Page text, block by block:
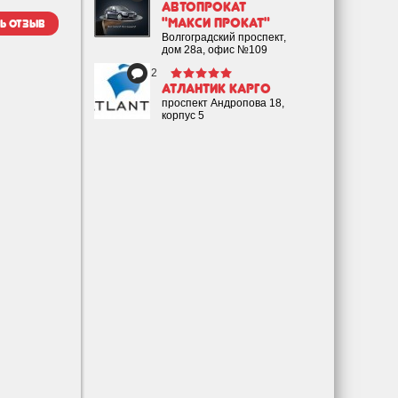
Автопрокат
"Макси Прокат"
Волгоградский проспект,
дом 28а, офис №109
2
Атлантик Карго
проспект Андропова 18,
корпус 5
отзыв